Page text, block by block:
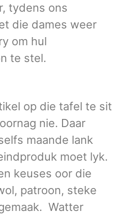
tydens ons
die dames weer
om hul
te stel.
op die tafel te sit
nie. Daar
maande lank
moet lyk.
keuses oor die
patroon, steke
Watter